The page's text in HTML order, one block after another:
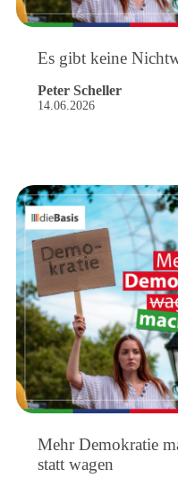
Es gibt keine
Peter Scheller
14.06.2026
Mehr Demokratie
statt wagen